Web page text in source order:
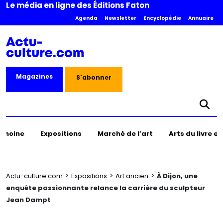
Le média en ligne des Éditions Faton
Agenda Newsletter Encyclopédie Annuaire
Magazines S'abonner
Expositions Marché de l’art Arts du livre
Actu-culture.com > Expositions > Art ancien > À Dijon, une
enquête passionnante relance la carrière du sculpteur
Jean Dampt